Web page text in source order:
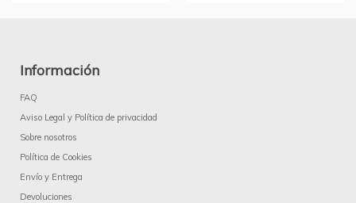
Información
FAQ
Aviso Legal y Política de privacidad
Sobre nosotros
Política de Cookies
Envío y Entrega
Devoluciones